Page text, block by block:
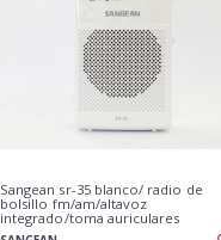
Sangean sr-35 blanco/ radio de
bolsillo fm/am/altavoz
integrado/toma auriculares